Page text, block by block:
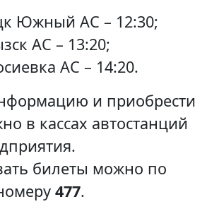
Южный АС – 12:30;
АС – 13:20;
АС – 14:20.
и приобрести
в кассах автостанций
билеты можно по
477.